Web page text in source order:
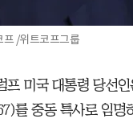
프 /위트코프그룹
프 미국 대통령 당선
를 중동 특사로 임명